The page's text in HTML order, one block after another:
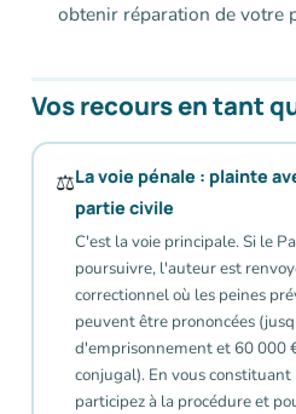
obtenir réparation de votre
Vos recours en tant
⚖️La voie pénale : plainte
partie civile
C'est la voie principale. Si le
poursuivre, l'auteur est
correctionnel où les peines
peuvent être prononcées
d'emprisonnement et 60 000
conjugal). En vous
participez à la procédure et